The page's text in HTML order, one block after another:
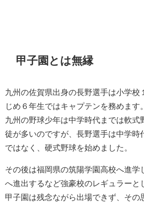
甲子園とは無縁
九州の佐賀県出身の長野選手は小学校
じめ６年生ではキャプテンを務めます。
九州の野球少年は中学時代までは軟式
徒が多いのですが、長野選手は中学時
ではなく、硬式野球を始めました。
その後は福岡県の筑陽学園高校へ進学
へ進出するなど強豪校のレギュラーと
甲子園は残念ながら出場できず、その